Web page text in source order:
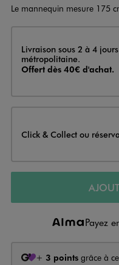
Le mannequin mesure 175
Livraison
Livraison sous 2 à 4
métropolitaine.
Offert dès 40€ d'achat.
Click & Collect ou
Payez
+ 3 points grâce à